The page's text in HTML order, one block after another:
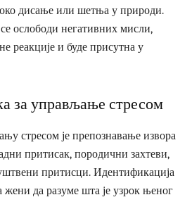
дисање или шетња у природи.
ослободи негативних мисли,
реакције и буде присутна у
за управљање стресом
стресом је препознавање извора
притисак, породични захтеви,
притисци. Идентификација
жени да разуме шта је узрок њеног